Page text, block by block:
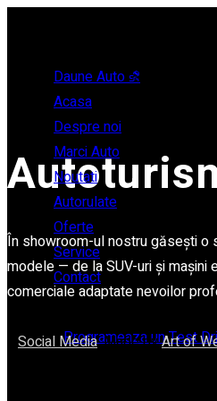
Daune Auto ⛐
Acasa
Despre noi
Marci Auto
Noutati
Autorulate
Oferte
Service
Contact
Social Media. Made byArt of
În showroom-ul nostru găsești
modele — de la SUV-uri și mașini
comerciale adaptate nevoilor
Programeaza un Test